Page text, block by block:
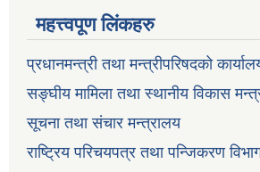
महत्त्वपूण लिंकहरु
प्रधानमन्त्री तथा मन्त्रीपरिषदको
सङ्घीय मामिला तथा स्थानीय विकास
सूचना तथा संचार मन्त्रालय
राष्ट्रिय परिचयपत्र तथा पन्जिकरण